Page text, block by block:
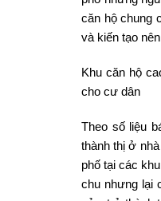
căn hộ chung
và kiến tạo
Khu căn hộ
cho cư dân
Theo số liệu
thành thị ở
phố tại các
chu nhưng lại